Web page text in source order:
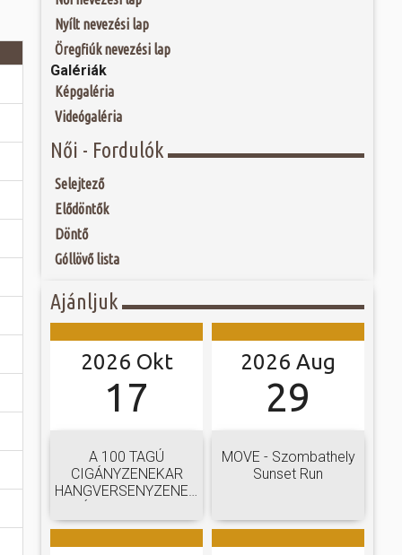
Fő tere már a 13.
azaz háromszög
még a városfalain
egyes
révén kapta
tér Szombathely...
egyben
a
A találkozó
játékkal és
a lépést a
Nyílt nevezési lap
Öregfiúk nevezési lap
Galériák
Képgaléria
Videógaléria
Női - Fordulók
Selejtező
Elődöntők
Döntő
Góllövő lista
Ajánljuk
2026 Okt
17
A 100 TAGÚ
CIGÁNYZENEKAR
HANGVERSENYZENEKARI
2026 Aug
29
MOVE - Szombathely
Sunset Run